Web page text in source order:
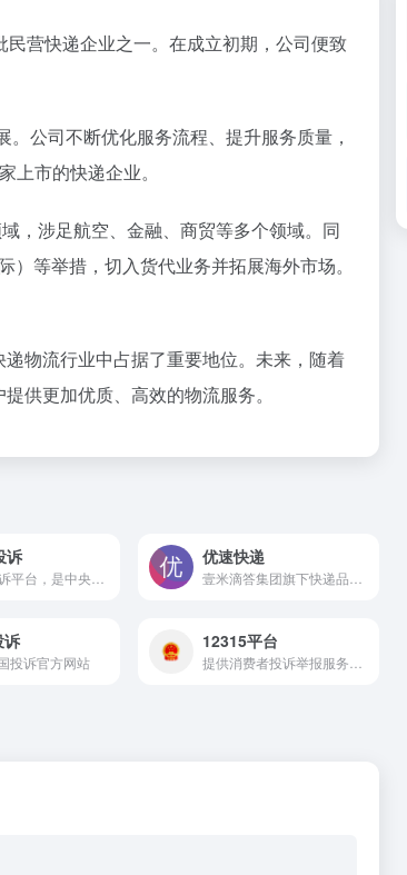
民营快递企业之一。在成立初期，公司便致
。公司不断优化服务流程、提升服务质量，
市的快递企业。
，涉足航空、金融、商贸等多个领域。同
等举措，切入货代业务并拓展海外市场。
物流行业中占据了重要地位。未来，随着
供更加优质、高效的物流服务。
诉
啄木鸟投诉平台，是中央重点新闻网站中国网旗下的消费者服务平台，旨在为消费者和商家搭建沟通桥梁，携手各方更好的解决问题。平台立足国家级媒体身份，履行互联网新闻中心职能，以专业驱动内容，以内容扩展影响，以影响汇聚舆论，以舆论监督社情，以社情造惠民生。
优速快递
诉
投诉官方网站
12315平台